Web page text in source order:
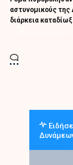
αστυνομικούς της
διάρκεια